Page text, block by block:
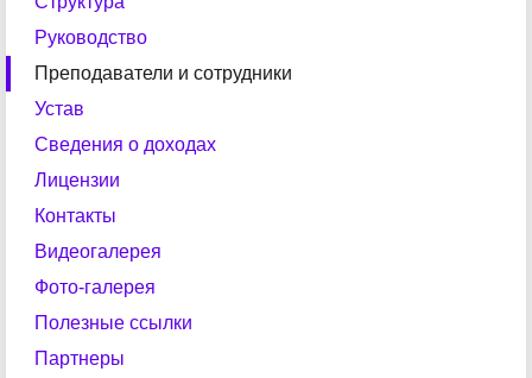
Руководство
Преподаватели и сотрудники
Устав
Сведения о доходах
Лицензии
Контакты
Видеогалерея
Фото-галерея
Полезные ссылки
Партнеры